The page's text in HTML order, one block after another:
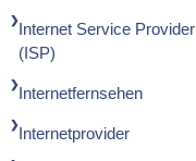
Internet Service Provider
(ISP)
Internetfernsehen
Internetprovider